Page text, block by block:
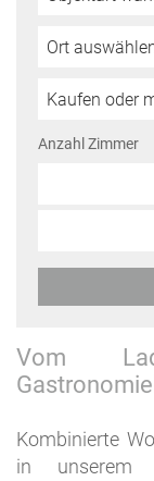
Anzahl Zimmer
Vom
Kombinierte
in unserem